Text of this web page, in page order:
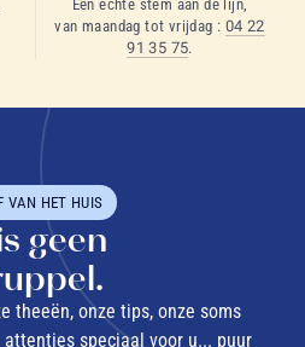
Een echte stem aan de lijn,
van maandag tot vrijdag : 04 22
91 35 75.
VAN HET HUIS
geen
theeën, onze tips, onze soms
speciaal voor u... puur